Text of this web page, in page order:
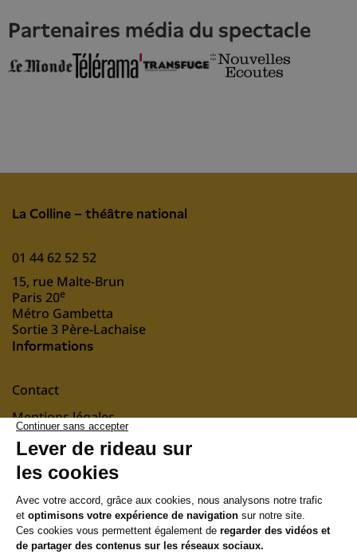
partenaires média du spectacle
La Colline – théâtre national
01 44 62 52 52
15, rue Malte-Brun
Paris 20e
Métro Gambetta
Sortie 3 Père-Lachaise
Informations
Contact
Mentions légales
nous soutenir
Suivez-nous
Newsletter